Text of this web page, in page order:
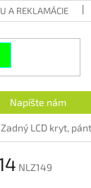
A REKLAMÁCIE
Napíšte nám
Zadný LCD kryt,
NLZ149